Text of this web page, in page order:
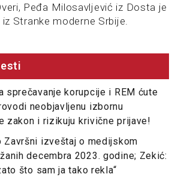
Peđa Milosavljević iz Dosta je
Stranke moderne Srbije.
sprečavanje korupcije i REM ćute
neobjavljenu izbornu
zakon i rizikuju krivične prijave!
Završni izveštaj o medijskom
decembra 2023. godine; Zekić:
što sam ja tako rekla“